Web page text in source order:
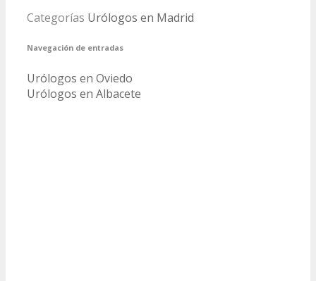
Categorías Urólogos en Madrid
Navegación de entradas
Urólogos en Oviedo
Urólogos en Albacete